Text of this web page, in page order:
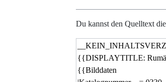
Du kannst den Quelltext